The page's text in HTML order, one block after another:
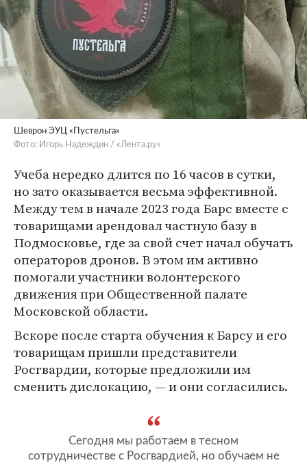
Шеврон ЭУЦ «Пустельга»
Фото: Игорь Надеждин / «Лента.ру»
Учеба нередко длится по 16 часов в сутки,
но зато оказывается весьма эффективной.
Между тем в начале 2023 года Барс вместе с
товарищами арендовал частную базу в
Подмосковье, где за свой счет начал обучать
операторов дронов. В этом им активно
помогали участники волонтерского
движения при Общественной палате
Московской области.
Вскоре после старта обучения к Барсу и его
товарищам пришли представители
Росгвардии, которые предложили им
сменить дислокацию, — и они согласились.
Сегодня мы работаем в тесном
сотрудничестве с Росгвардией, но обучаем не